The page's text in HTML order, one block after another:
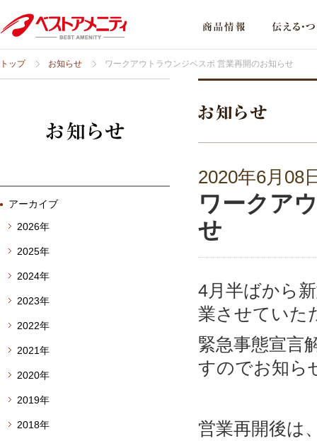
トップ お知らせ ワークアウトラウンジベスポ 営業再開のお知らせ
2020年6月08
ワークア
せ
4月半ばから
業させていた
緊急事態宣言
すのでお知ら
営業再開後は
アーカイブ
2026年
2025年
2024年
2023年
2022年
2021年
2020年
2019年
2018年